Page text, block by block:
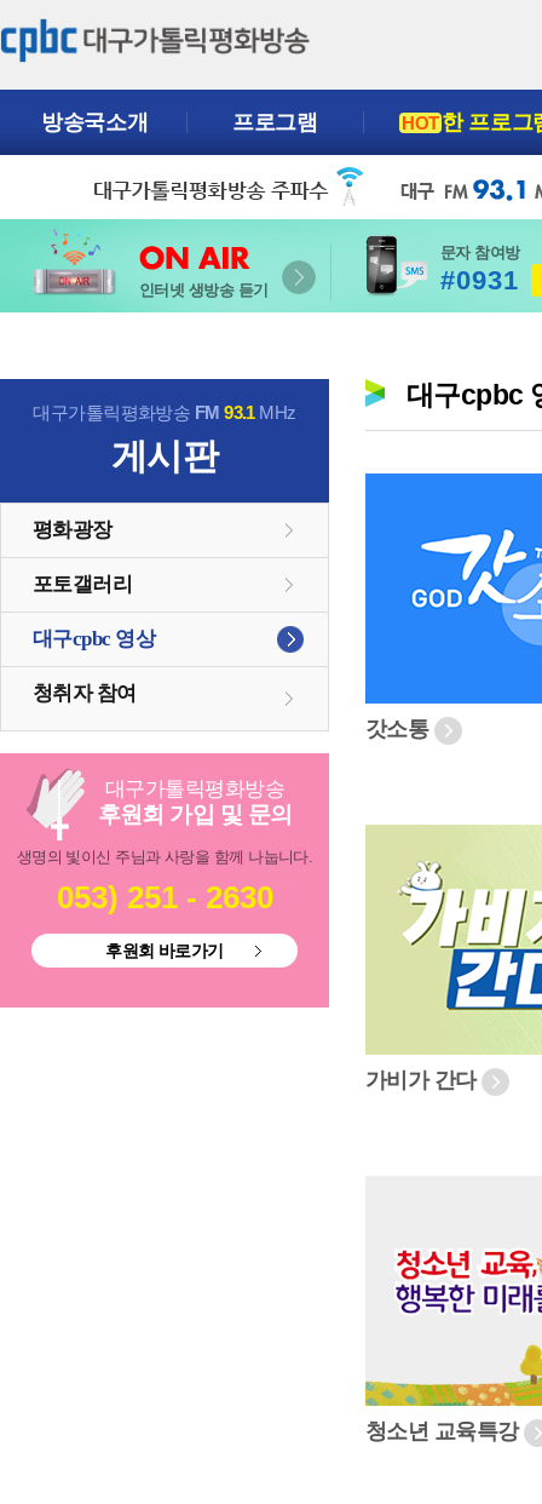
방송국소개 프로그램 HOT한 프로그
인터넷 생방송 듣기
문자 참여방
#0931
대구가톨릭평화방송 FM93.1MHz
게시판
평화광장
포토갤러리
대구cpbc 영상
청취자 참여
대구가톨릭평화방송
후원회 가입 및 문의
생명의 빛이신 주님과 사랑을 함께 나눕니다.
053) 251 - 2630
후원회 바로가기
대구cpbc
갓소통
가비가 간다
청소년 교육특강